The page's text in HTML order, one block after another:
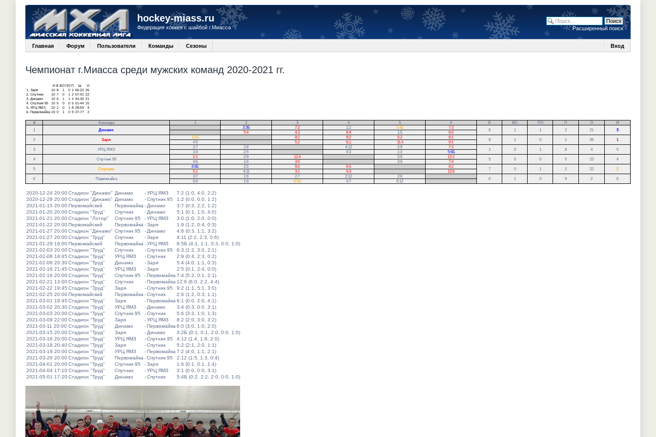
hockey-miass.ru
Федерация хоккея с шайбой г.Миасса Расширенный поиск
Главная Форум Пользователи Команды Сезоны Вход
Чемпионат г.Миасса среди мужских команд 2020-2021 гг.
И В ВО ПО П
О
1.
Заря 10 8 1 0 1 66-22 26
2. Спутник 10 7 0 1 2 57-41
22
3.
Динамо 10 6 1 1 2 44-30 21
4. Спутник 95 10 5 0 0 5 51-44 15
5. УРЦ ЯМЗ 10 1 0 1 8 28-59
4
6.
Первомайка 10 0 1 0 9 27-77 2
# Команда 1 2 3 4 5 6 В ВО ПО П О
М
1
Динамо
2:3Б 7:2 1:2 5:4Б 7:3
6 1 1 2 21 3
5:4 4:3 6:4 1:5
6:0
2
Заря
3:2Б 8:2 9:2 5:2 6:1
8 1 0 1 26 1
4:5 5:2 6:1 11:4
9:1
3
УРЦ ЯМЗ
2:7 2:8 4:12 2:9 7:2
1 0 1 8 4 5
3:4 2:5 0:3 1:3
5:6Б
4
Спутник 95
2:1 2:9 12:4 5:6 12:2
5 0 0 5 15 4
4:6 1:6 3:0 3:6
7:4
5
Спутник
4:5Б 2:5 9:2 6:5 6:2
7 0 1 2 22 2
5:1 4:11 3:1 6:3
12:6
6
Первомайка
3:7 1:6 2:7 2:12 2:6
0 1 0 9 2 6
0:6 1:9 6:5Б 4:7 6:12
2020-12-24 20:00Стадион "Динамо" Динамо -УРЦ ЯМЗ
7:2 (1:0, 4:0, 2:2)
2020-12-29 20:00Стадион "Динамо" Динамо -Спутник 95
1:2 (0:0, 0:0, 1:2)
2021-01-15 20:00Первомайский Первомайка - Динамо
3:7 (0:3, 2:2, 1:2)
2021-01-20 20:00Стадион "Труд" Спутник - Динамо
5:1 (0:1, 1:0, 4:0)
2021-01-21 20:00Стадион "Лотор" Спутник 95 -УРЦ ЯМЗ
3:0 (1:0, 2:0, 0:0)
2021-01-22 20:00Первомайский Первомайка -Заря
1:9 (1:2, 0:4, 0:3)
2021-01-27 20:00Стадион "Динамо" Спутник 95 - Динамо
4:6 (0:3, 1:1, 3:2)
2021-01-27 20:00Стадион "Труд" Спутник -Заря
4:11 (2:2, 2:3, 0:6)
2021-01-29 19:00Первомайский Первомайка -УРЦ ЯМЗ
6:5Б (4:1, 1:1, 0:3, 0:0, 1:0)
2021-02-03 20:00Стадион "Труд" Спутник -Спутник 95
6:3 (1:2, 3:0, 2:1)
2021-02-08 18:45 Стадион "Труд" УРЦ ЯМЗ -Спутник
2:9 (0:4, 2:3, 0:2)
2021-02-08 20:30Стадион "Труд" Динамо -Заря
5:4 (4:0, 1:1, 0:3)
2021-02-16 21:45 Стадион "Труд" УРЦ ЯМЗ -Заря
2:5 (0:1, 2:4, 0:0)
2021-02-16 20:00Стадион "Труд" Спутник 95 -Первомайка 7:4 (5:2, 0:1, 2:1)
2021-02-21 13:00Стадион "Труд" Спутник -Первомайка 12:6 (6:0, 2:2, 4:4)
2021-02-22 19:45 Стадион "Труд" Заря -Спутник 95
9:2 (1:1, 5:1, 3:0)
2021-02-25 20:00Первомайский Первомайка -Спутник
2:6 (1:2, 0:3, 1:1)
2021-03-01 19:45 Стадион "Труд" Заря -Первомайка 6:1 (0:0, 2:0, 4:1)
2021-03-02 20:30Стадион "Труд" УРЦ ЯМЗ - Динамо
3:4 (0:3, 0:0, 3:1)
2021-03-03 20:00Стадион "Труд" Спутник 95 -Спутник
5:6 (3:3, 1:0, 1:3)
2021-03-09 22:00Стадион "Труд" Заря -УРЦ ЯМЗ
8:2 (2:0, 3:0, 3:2)
2021-03-11 20:00 Стадион "Труд" Динамо -Первомайка 6:0 (3:0, 1:0, 2:0)
2021-03-15 20:00Стадион "Труд" Заря - Динамо
3:2Б (0:1, 0:1, 2:0, 0:0, 1:0)
2021-03-16 20:00Стадион "Труд" УРЦ ЯМЗ -Спутник 95
4:12 (1:4, 1:8, 2:0)
2021-03-18 20:40Стадион "Труд" Заря -Спутник
5:2 (2:1, 2:0, 1:1)
2021-03-19 20:00Стадион "Труд" УРЦ ЯМЗ -Первомайка 7:2 (4:0, 1:1, 2:1)
2021-03-26 20:00Стадион "Труд" Первомайка -Спутник 95
2:12 (1:5, 1:3, 0:4)
2021-04-01 20:00Стадион "Труд" Спутник 95 -Заря
1:6 (0:1, 0:1, 1:4)
2021-04-04 17:10Стадион "Труд" Спутник -УРЦ ЯМЗ
3:1 (0:0, 0:0, 3:1)
2021-05-01 17:20Стадион "Труд" Динамо -Спутник 5:4Б (0:2, 2:2, 2:0, 0:0, 1:0)